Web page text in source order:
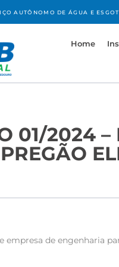
AUTÔNOMO DE ÁGUA E
Home
01/2024 –
empresa de engenharia